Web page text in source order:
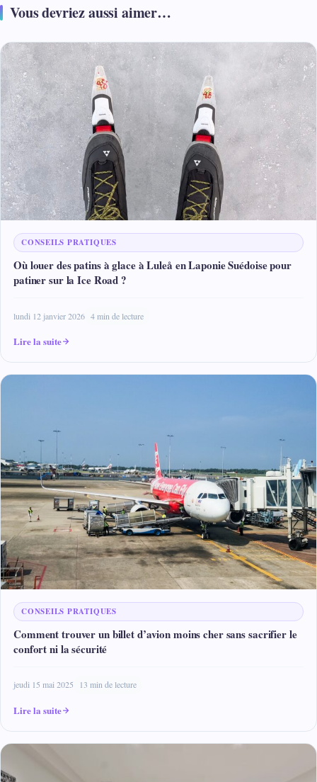
Vous devriez aussi aimer…
CONSEILS PRATIQUES
Où louer des patins à glace à Luleå en Laponie Suédoise pour
patiner sur la Ice Road ?
lundi 12 janvier 2026 4 min de lecture
Lire la suite
CONSEILS PRATIQUES
Comment trouver un billet d’avion moins cher sans sacrifier le
confort ni la sécurité
jeudi 15 mai 2025 13 min de lecture
Lire la suite